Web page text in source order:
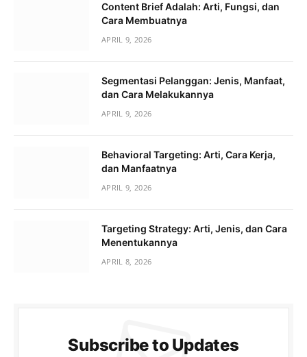
Content Brief Adalah: Arti, Fungsi, dan
Cara Membuatnya
APRIL 9, 2026
Segmentasi Pelanggan: Jenis, Manfaat,
dan Cara Melakukannya
APRIL 9, 2026
Behavioral Targeting: Arti, Cara Kerja,
dan Manfaatnya
APRIL 9, 2026
Targeting Strategy: Arti, Jenis, dan Cara
Menentukannya
APRIL 8, 2026
Subscribe to Updates